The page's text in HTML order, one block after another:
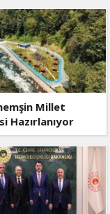
Millet
Hazırlanıyor